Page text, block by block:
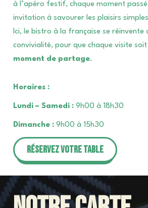
à l’apéro festif, chaque moment passé
invitation à savourer les plaisirs
Ici, le bistro à la française se réinvente
convivialité, pour que chaque visite
moment de partage.
Horaires :
Lundi – Samedi : 9h00 à 18h30
Dimanche : 9h00 à 15h30
Réservez votre table